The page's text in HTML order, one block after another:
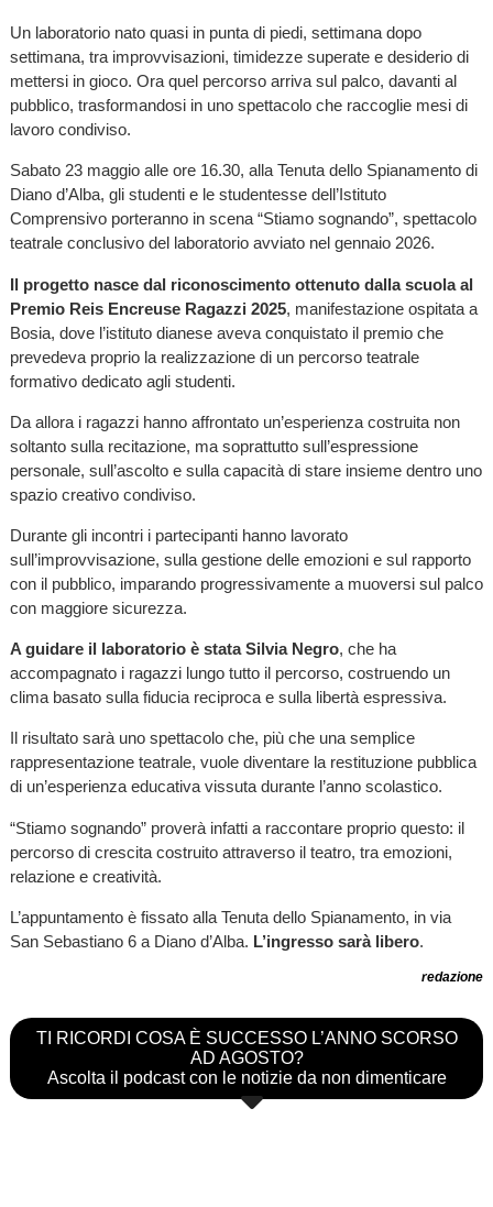
Un laboratorio nato quasi in punta di piedi, settimana dopo
settimana, tra improvvisazioni, timidezze superate e desiderio di
mettersi in gioco. Ora quel percorso arriva sul palco, davanti al
pubblico, trasformandosi in uno spettacolo che raccoglie mesi di
lavoro condiviso.
Sabato 23 maggio alle ore 16.30, alla Tenuta dello Spianamento di
Diano d’Alba, gli studenti e le studentesse dell’Istituto
Comprensivo porteranno in scena “Stiamo sognando”, spettacolo
teatrale conclusivo del laboratorio avviato nel gennaio 2026.
Il progetto nasce dal riconoscimento ottenuto dalla scuola al
Premio Reis Encreuse Ragazzi 2025, manifestazione ospitata a
Bosia, dove l’istituto dianese aveva conquistato il premio che
prevedeva proprio la realizzazione di un percorso teatrale
formativo dedicato agli studenti.
Da allora i ragazzi hanno affrontato un’esperienza costruita non
soltanto sulla recitazione, ma soprattutto sull’espressione
personale, sull’ascolto e sulla capacità di stare insieme dentro uno
spazio creativo condiviso.
Durante gli incontri i partecipanti hanno lavorato
sull’improvvisazione, sulla gestione delle emozioni e sul rapporto
con il pubblico, imparando progressivamente a muoversi sul palco
con maggiore sicurezza.
A guidare il laboratorio è stata Silvia Negro, che ha
accompagnato i ragazzi lungo tutto il percorso, costruendo un
clima basato sulla fiducia reciproca e sulla libertà espressiva.
Il risultato sarà uno spettacolo che, più che una semplice
rappresentazione teatrale, vuole diventare la restituzione pubblica
di un’esperienza educativa vissuta durante l’anno scolastico.
“Stiamo sognando” proverà infatti a raccontare proprio questo: il
percorso di crescita costruito attraverso il teatro, tra emozioni,
relazione e creatività.
L’appuntamento è fissato alla Tenuta dello Spianamento, in via
San Sebastiano 6 a Diano d’Alba. L’ingresso sarà libero.
redazione
TI RICORDI COSA È SUCCESSO L’ANNO SCORSO
AD AGOSTO?
Ascolta il podcast con le notizie da non dimenticare